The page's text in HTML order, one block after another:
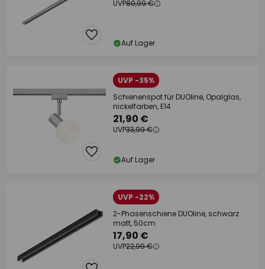
UVP80,99 €
Auf Lager
UVP -35%
Schienenspot für DUOline, Opalglas,
nickelfarben, E14
21,90 €
UVP33,99 €
Auf Lager
UVP -22%
2-Phasenschiene DUOline, schwarz
matt, 50cm
17,90 €
UVP22,99 €